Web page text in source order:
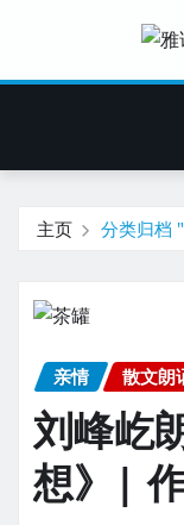
主页 分类归档
亲情 散文朗
刘峰屹
想》|